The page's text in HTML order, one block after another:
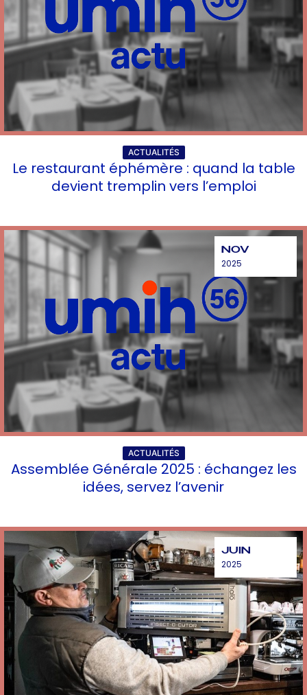
ACTUALITÉS
Le restaurant éphémère : quand la table
devient tremplin vers l’emploi
NOV
2025
ACTUALITÉS
Assemblée Générale 2025 : échangez les
idées, servez l’avenir
JUIN
2025